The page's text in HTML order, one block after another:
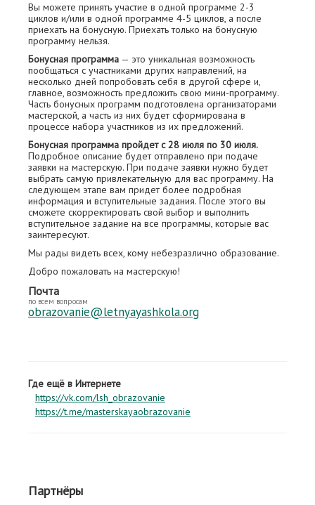
Вы можете принять участие в одной программе 2-3
циклов и/или в одной программе 4-5 циклов, а после
приехать на бонусную. Приехать только на бонусную
программу нельзя.
Бонусная программа — это уникальная возможность
пообщаться с участниками других направлений, на
несколько дней попробовать себя в другой сфере и,
главное, возможность предложить свою мини-программу.
Часть бонусных программ подготовлена организаторами
мастерской, а часть из них будет сформирована в
процессе набора участников из их предложений.
Бонусная программа пройдет с 28 июля по 30 июля.
Подробное описание будет отправлено при подаче
заявки на мастерскую. При подаче заявки нужно будет
выбрать самую привлекательную для вас программу. На
следующем этапе вам придет более подробная
информация и вступительные задания. После этого вы
сможете скорректировать свой выбор и выполнить
вступительное задание на все программы, которые вас
заинтересуют.
Мы рады видеть всех, кому небезразлично образование.
Добро пожаловать на мастерскую!
Почта
по всем вопросам
obrazovanie@letnyayashkola.org
Где ещё в Интернете
https://vk.com/lsh_obrazovanie
https://t.me/masterskayaobrazovanie
Партнёры